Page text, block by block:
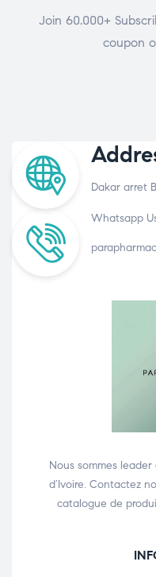
Join 60.000+
coupon
Dakar arret
Whatsapp
Nous sommes
d’Ivoire. Contactez
catalogue de